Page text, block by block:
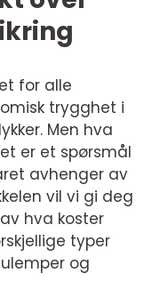
for alle
trygghet i
Men hva
er et spørsmål
avhenger av
vil vi gi deg
hva koster
typer
og